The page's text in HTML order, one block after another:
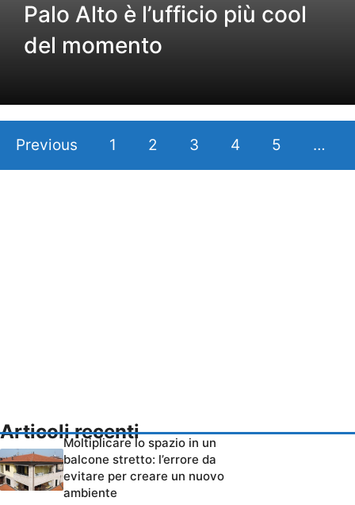
Palo Alto è l’ufficio più cool
del momento
Previous 1 2 3 4 5 …
Articoli recenti
Moltiplicare lo spazio in un
balcone stretto: l’errore da
evitare per creare un nuovo
ambiente